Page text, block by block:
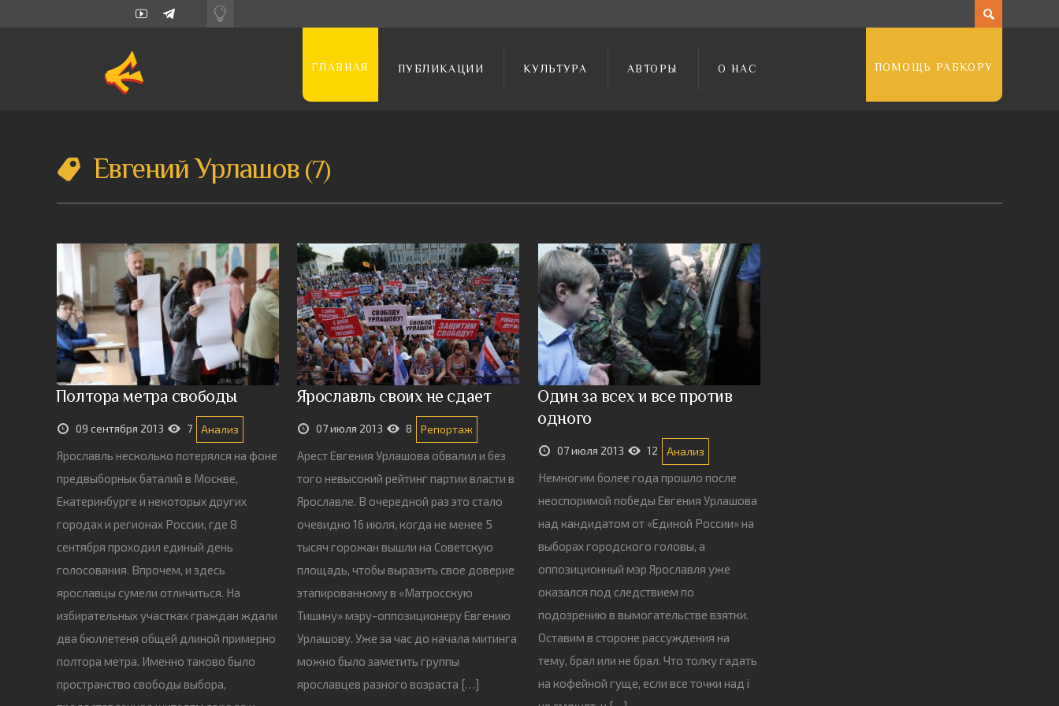
ГЛАВНАЯ ПУБЛИКАЦИИ КУЛЬТУРА АВТОРЫ О НАС ПОМОЩЬ РАБКОРУ
Евгений Урлашов 7
Полтора метра свободы
09 сентября 2013 7 Анализ
Ярославль несколько потерялся на фоне
предвыборных баталий в Москве,
Екатеринбурге и некоторых других
городах и регионах России, где 8
сентября проходил единый день
голосования. Впрочем, и здесь
ярославцы сумели отличиться. На
избирательных участках граждан ждали
два бюллетеня общей длиной примерно
полтора метра. Именно таково было
пространство свободы выбора,
Ярославль своих не сдает
07 июля 2013 8 Репортаж
Арест Евгения Урлашова обвалил и без
того невысокий рейтинг партии власти в
Ярославле. В очередной раз это стало
очевидно 16 июля, когда не менее 5
тысяч горожан вышли на Советскую
площадь, чтобы выразить свое доверие
этапированному в «Матросскую
Тишину» мэру-оппозиционеру Евгению
Урлашову. Уже за час до начала митинга
можно было заметить группы
ярославцев разного возраста […]
Один за всех и все против
одного
07 июля 2013 12 Анализ
Немногим более года прошло после
неоспоримой победы Евгения Урлашова
над кандидатом от «Единой России» на
выборах городского головы, а
оппозиционный мэр Ярославля уже
оказался под следствием по
подозрению в вымогательстве взятки.
Оставим в стороне рассуждения на
тему, брал или не брал. Что толку гадать
на кофейной гуще, если все точки над i